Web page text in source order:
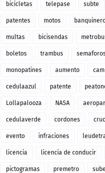
bicicletas telepase subte
patentes motos
multas bicisendas
boletos trambus
monopatines aumento
cedulaazul patente
Lollapalooza NASA
cedulaverde cordones
evento infraciones
licencia licencia de conducir
pictogramas premetro